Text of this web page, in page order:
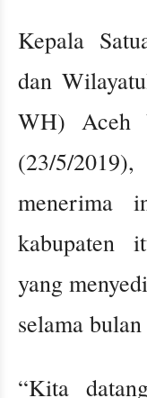
Kepala
dan
WH) Aceh
(23/5/
menerima
kabupaten
yang
selama
“Kita